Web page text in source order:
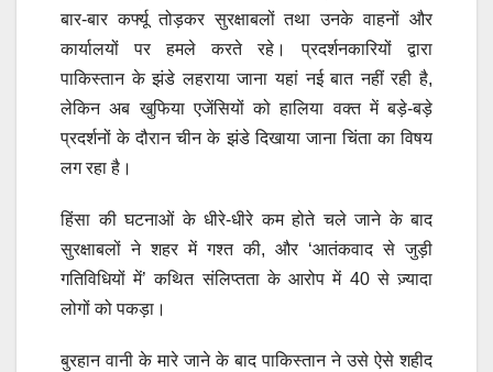
बार-बार कर्फ्यू तोड़कर सुरक्षाबलों तथा उनके वाहनों और
कार्यालयों पर हमले करते रहे। प्रदर्शनकारियों द्वारा
पाकिस्तान के झंडे लहराया जाना यहां नई बात नहीं रही है,
लेकिन अब खुफिया एजेंसियों को हालिया वक्त में बड़े-बड़े
प्रदर्शनों के दौरान चीन के झंडे दिखाया जाना चिंता का विषय
लग रहा है।
हिंसा की घटनाओं के धीरे-धीरे कम होते चले जाने के बाद
सुरक्षाबलों ने शहर में गश्त की, और ‘आतंकवाद से जुड़ी
गतिविधियों में’ कथित संलिप्तता के आरोप में 40 से ज़्यादा
लोगों को पकड़ा।
बुरहान वानी के मारे जाने के बाद पाकिस्तान ने उसे ऐसे शहीद